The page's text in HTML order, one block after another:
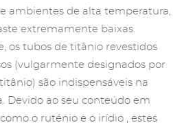
ambientes de alta temperatura,
extremamente baixas.
os tubos de titânio revestidos
(vulgarmente designados por
são indispensáveis na
Devido ao seu conteúdo em
o ruténio e o irídio , estes